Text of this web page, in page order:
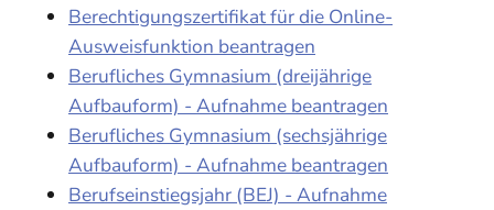
Berechtigungszertifikat für die Online-
Ausweisfunktion beantragen
Berufliches Gymnasium (dreijährige
Aufbauform) - Aufnahme beantragen
Berufliches Gymnasium (sechsjährige
Aufbauform) - Aufnahme beantragen
Berufseinstiegsjahr (BEJ) - Aufnahme